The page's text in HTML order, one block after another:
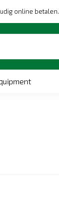
online betalen.